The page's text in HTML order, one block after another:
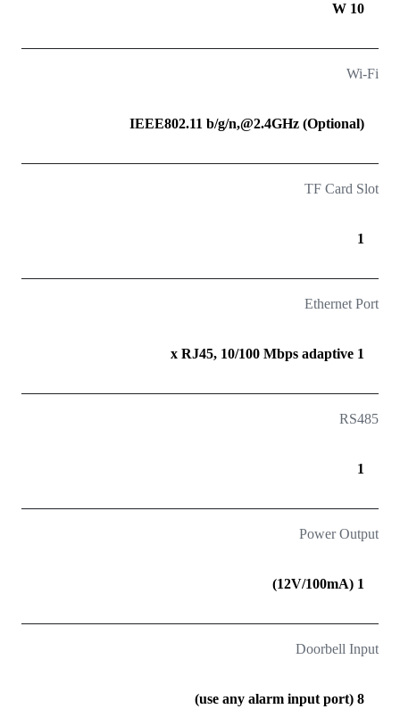
10 W
Wi-Fi
IEEE802.11 b/g/n,@2.4GHz (Optional)
TF Card Slot
1
Ethernet Port
1 x RJ45, 10/100 Mbps adaptive
RS485
1
Power Output
1 (12V/100mA)
Doorbell Input
8 (use any alarm input port)